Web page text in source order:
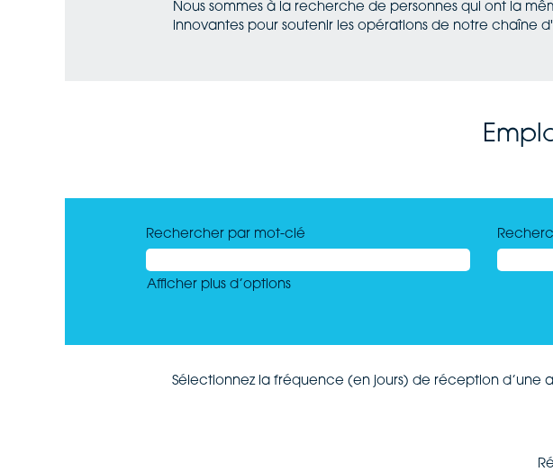
Nous sommes à la recherche de personnes qui ont la
innovantes pour soutenir les opérations de notre chaîne
Rechercher par mot-clé
Afficher plus d’options
Sélectionnez la fréquence (en jours) de réception d’une